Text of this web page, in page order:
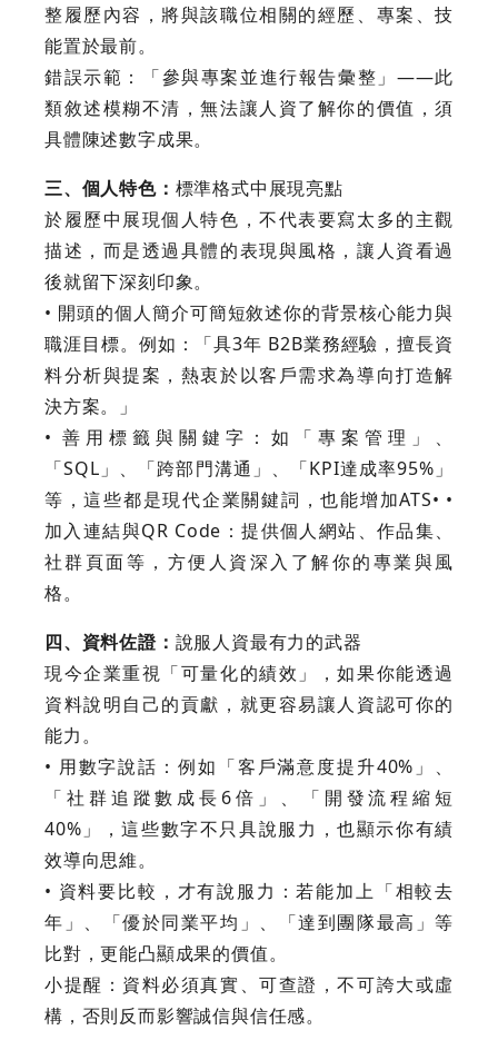
整履歷內容，將與該職位相關的經歷、專案、技
能置於最前。
錯誤示範：「參與專案並進行報告彙整」——此
類敘述模糊不清，無法讓人資了解你的價值，須
具體陳述數字成果。
三、個人特色： 標準格式中展現亮點
於履歷中展現個人特色，不代表要寫太多的主觀
描述，而是透過具體的表現與風格，讓人資看過
後就留下深刻印象。
• 開頭的個人簡介可簡短敘述你的背景核心能力與
職涯目標。例如：「具3年 B2B業務經驗，擅長資
料分析與提案，熱衷於以客戶需求為導向打造解
決方案。」
• 善用標籤與關鍵字：如「專案管理」、
「SQL」、「跨部門溝通」、「KPI達成率95%」
等，這些都是現代企業關鍵詞，也能增加ATS• •
加入連結與QR Code：提供個人網站、作品集、
社群頁面等，方便人資深入了解你的專業與風
格。
四、資料佐證： 說服人資最有力的武器
現今企業重視「可量化的績效」，如果你能透過
資料說明自己的貢獻，就更容易讓人資認可你的
能力。
• 用數字說話：例如「客戶滿意度提升40%」、
「社群追蹤數成長6倍」、「開發流程縮短
40%」，這些數字不只具說服力，也顯示你有績
效導向思維。
• 資料要比較，才有說服力：若能加上「相較去
年」、「優於同業平均」、「達到團隊最高」等
比對，更能凸顯成果的價值。
小提醒：資料必須真實、可查證，不可誇大或虛
構，否則反而影響誠信與信任感。